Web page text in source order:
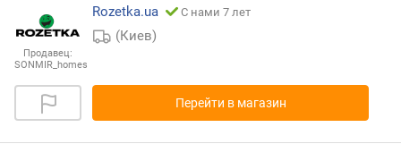
Продавец:
SONMIR_homes
Rozetka.ua
С нами 7 лет
(Киев)
Перейти в магазин